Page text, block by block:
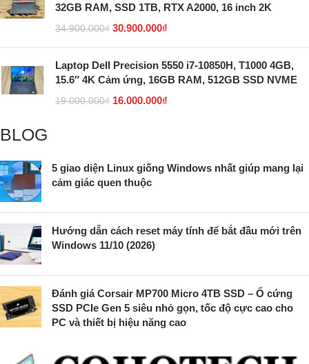
32GB RAM, SSD 1TB, RTX A2000, 16 inch 2K
34.900.000₫ 30.900.000₫
Laptop Dell Precision 5550 i7-10850H, T1000 4GB,
15.6″ 4K Cảm ứng, 16GB RAM, 512GB SSD NVME
19.000.000₫ 16.000.000₫
BLOG
5 giao diện Linux giống Windows nhất giúp mang lại
cảm giác quen thuộc
Hướng dẫn cách reset máy tính để bắt đầu mới trên
Windows 11/10 (2026)
Đánh giá Corsair MP700 Micro 4TB SSD – Ổ cứng
SSD PCIe Gen 5 siêu nhỏ gọn, tốc độ cực cao cho
PC và thiết bị hiệu năng cao